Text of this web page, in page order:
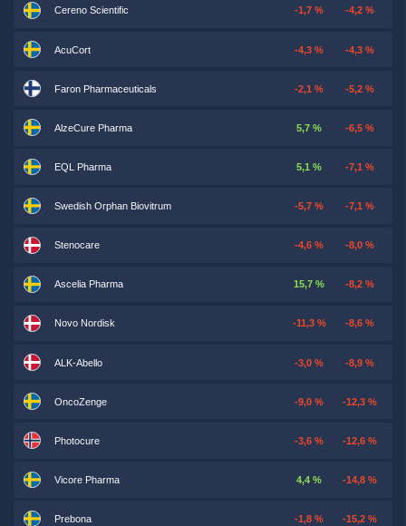
Cereno Scientific -1,7 % -4,2 %
AcuCort -4,3 % -4,3 %
Faron Pharmaceuticals -2,1 % -5,2 %
AlzeCure Pharma 5,7 % -6,5 %
EQL Pharma 5,1 % -7,1 %
Swedish Orphan Biovitrum -5,7 % -7,1 %
Stenocare -4,6 % -8,0 %
Ascelia Pharma 15,7 % -8,2 %
Novo Nordisk -11,3 % -8,6 %
ALK-Abello -3,0 % -8,9 %
OncoZenge -9,0 % -12,3 %
Photocure -3,6 % -12,6 %
Vicore Pharma 4,4 % -14,8 %
Prebona -1,8 % -15,2 %